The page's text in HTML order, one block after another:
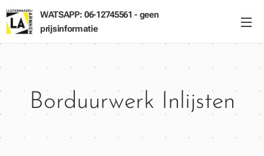
WATSAPP: 06-12745561 - geen
prijsinformatie
Borduurwerk Inlijsten